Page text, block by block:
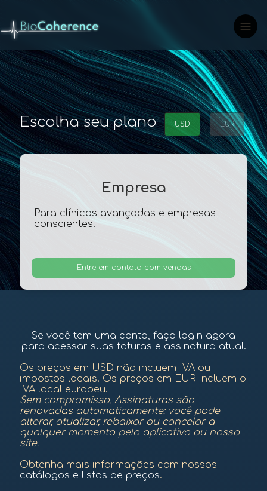
Escolha seu plano USD EUR
Empresa
Para clínicas avançadas e empresas
conscientes.
Entre em contato com vendas
Se você tem uma conta, faça login agora
para acessar suas faturas e assinatura atual.
Os preços em USD não incluem IVA ou
impostos locais. Os preços em EUR incluem o
IVA local europeu.
Sem compromisso. Assinaturas são
renovadas automaticamente: você pode
alterar, atualizar, rebaixar ou cancelar a
qualquer momento pelo aplicativo ou nosso
site.
Obtenha mais informações com nossos
catálogos e listas de preços.